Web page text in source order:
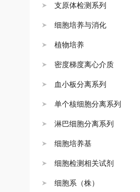
支原体检测系列
细胞培养与消化
植物培养
密度梯度离心介质
血小板分离系列
单个核细胞分离系列
淋巴细胞分离系列
细胞培养基
细胞检测相关试剂
细胞系（株）